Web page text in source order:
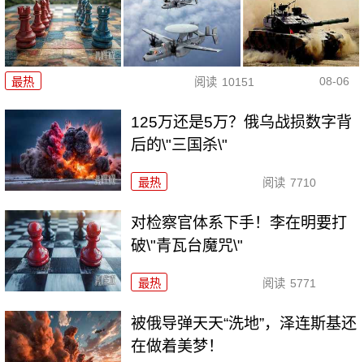
最热 阅读 10151 08-06
125万还是5万？俄乌战损数字背
后的\"三国杀\"
最热 阅读 7710
对检察官体系下手！李在明要打
破\"青瓦台魔咒\"
最热 阅读 5771
被俄导弹天天“洗地”，泽连斯基还
在做着美梦！